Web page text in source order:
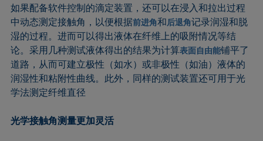
如果配备软件控制的滴定装置，还可以在浸入和拉出过程
中动态测定接触角，以便根据前进角和后退角记录润湿和脱
湿的过程。进而可以得出液体在纤维上的吸附情况等结
论。采用几种测试液体得出的结果为计算表面自由能铺平了
道路，从而可建立极性（如水）或非极性（如油）液体的
润湿性和粘附性曲线。此外，同样的测试装置还可用于光
学法测定纤维直径
光学接触角测量更加灵活